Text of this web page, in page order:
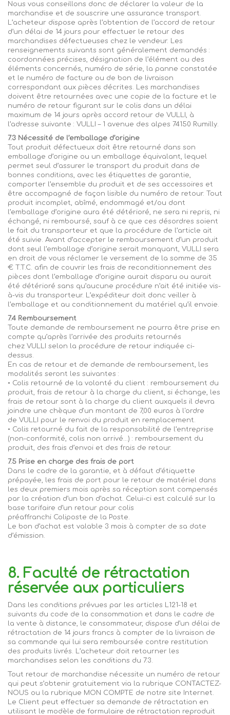
Nous vous conseillons donc de déclarer la valeur de la
marchandise et de souscrire une assurance transport.
L’acheteur dispose après l’obtention de l’accord de retour
d’un délai de 14 jours pour effectuer le retour des
marchandises défectueuses chez le vendeur. Les
renseignements suivants sont généralement demandés :
coordonnées précises, désignation de l’élément ou des
éléments concernés, numéro de série, la panne constatée
et le numéro de facture ou de bon de livraison
correspondant aux pièces décrites. Les marchandises
doivent être retournées avec une copie de la facture et le
numéro de retour figurant sur le colis dans un délai
maximum de 14 jours après accord retour de VULLI , à
l’adresse suivante : VULLI – 1 avenue des alpes 74150 Rumilly.
7.3 Nécessité de l’emballage d’origine
Tout produit défectueux doit être retourné dans son
emballage d’origine ou un emballage équivalant, lequel
permet seul d’assurer le transport du produit dans de
bonnes conditions, avec les étiquettes de garantie,
comporter l’ensemble du produit et de ses accessoires et
être accompagné de façon lisible du numéro de retour. Tout
produit incomplet, abîmé, endommagé et/ou dont
l’emballage d’origine aura été détérioré, ne sera ni repris, ni
échangé, ni remboursé, sauf à ce que ces désordres soient
le fait du transporteur et que la procédure de l’article ait
été suivie. Avant d’accepter le remboursement d’un produit
dont seul l’emballage d’origine serait manquant, VULLI sera
en droit de vous réclamer le versement de la somme de 35
€ T.T.C. afin de couvrir les frais de reconditionnement des
pièces dont l’emballage d’origine aurait disparu ou aurait
été détérioré sans qu’aucune procédure n’ait été initiée vis-
à-vis du transporteur. L’expéditeur doit donc veiller à
l’emballage et au conditionnement du matériel qu’il envoie.
7.4 Remboursement
Toute demande de remboursement ne pourra être prise en
compte qu’après l’arrivée des produits retournés
chez VULLI selon la procédure de retour indiquée ci-
dessus.
En cas de retour et de demande de remboursement, les
modalités seront les suivantes :
• Colis retourné de la volonté du client : remboursement du
produit, frais de retour à la charge du client, si échange, les
frais de retour sont à la charge du client auxquels il devra
joindre une chèque d'un montant de 7,00 euros à l'ordre
de VULLI pour le renvoi du produit en remplacement.
• Colis retourné du fait de la responsabilité de l’entreprise
(non-conformité, colis non arrivé...) : remboursement du
produit, des frais d’envoi et des frais de retour.
7.5 Prise en charge des frais de port
Dans le cadre de la garantie, et à défaut d’étiquette
prépayée, les frais de port pour le retour de matériel dans
les deux premiers mois après sa réception sont compensés
par la création d’un bon d’achat. Celui-ci est calculé sur la
base tarifaire d’un retour pour colis
préaffranchi Coliposte de la Poste.
Le bon d’achat est valable 3 mois à compter de sa date
d’émission.
8. Faculté de rétractation
réservée aux particuliers
Dans les conditions prévues par les articles L121-18 et
suivants du code de la consommation et dans le cadre de
la vente à distance, le consommateur, dispose d’un délai de
rétractation de 14 jours francs à compter de la livraison de
sa commande qui lui sera remboursée contre restitution
des produits livrés. L’acheteur doit retourner les
marchandises selon les conditions du 7.3.
Tout retour de marchandise nécessite un numéro de retour
qui peut s’obtenir gratuitement via la rubrique CONTACTEZ-
NOUS ou la rubrique MON COMPTE de notre site Internet.
Le Client peut effectuer sa demande de rétractation en
utilisant le modèle de formulaire de rétractation reproduit